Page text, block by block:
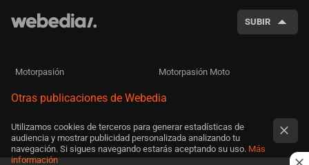
SUBIR
Motorpasión Motorpasión Moto
Otras publicaciones de Webedia
Utilizamos cookies de terceros para generar estadísticas de
audiencia y mostrar publicidad personalizada analizando tu
navegación. Si sigues navegando estarás aceptando su uso. Más
información